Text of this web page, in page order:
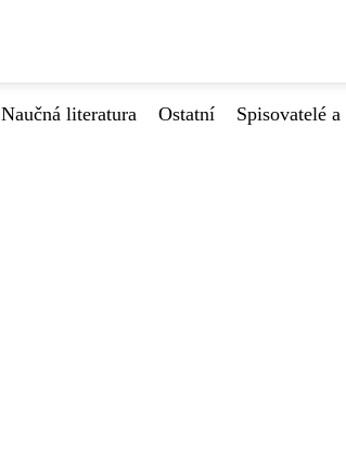
Naučná literatura Ostatní Spisovatelé